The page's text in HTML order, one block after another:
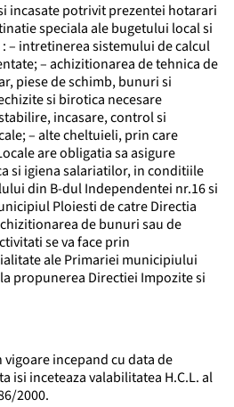
incasate potrivit prezentei hotarari
speciala ale bugetului local si
– intretinerea sistemului de calcul
– achizitionarea de tehnica de
piese de schimb, bunuri si
si birotica necesare
incasare, control si
– alte cheltuieli, prin care
are obligatia sa asigure
si igiena salariatilor, in conditiile
din B-dul Independentei nr.16 si
Ploiesti de catre Directia
de bunuri sau de
se va face prin
ale Primariei municipiului
propunerea Directiei Impozite si
incepand cu data de
isi inceteaza valabilitatea H.C.L. al
2000.